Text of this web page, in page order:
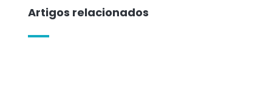
Artigos relacionados